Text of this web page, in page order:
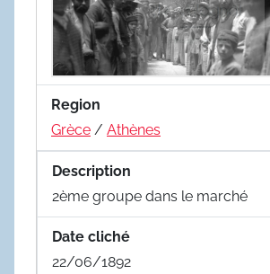
Region
Grèce / Athènes
Description
2ème groupe dans le marché
Date cliché
22/06/1892